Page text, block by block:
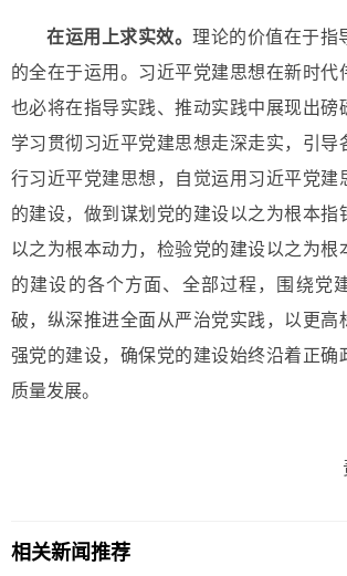
在运用上求实效。 理论的价值在于指
的全在于运用。习近平党建思想在新时代
也必将在指导实践、推动实践中展现出磅
学习贯彻习近平党建思想走深走实，引导
行习近平党建思想，自觉运用习近平党建
的建设，做到谋划党的建设以之为根本指
以之为根本动力，检验党的建设以之为根
的建设的各个方面、全部过程，围绕党
破，纵深推进全面从严治党实践，以更高
强党的建设，确保党的建设始终沿着正确
质量发展。
相关新闻推荐